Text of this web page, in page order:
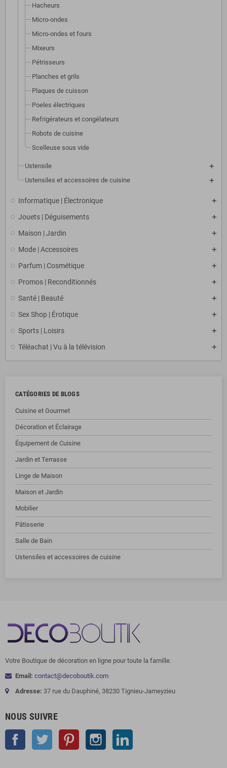
Hacheurs
Micro-ondes
Micro-ondes et fours
Mixeurs
Pétrisseurs
Planches et grils
Plaques de cuisson
Poeles électriques
Refrigérateurs et congélateurs
Robots de cuisine
Scelleuse sous vide
Ustensile
Ustensiles et accessoires de cuisine
Informatique | Électronique
Jouets | Déguisements
Maison | Jardin
Mode | Accessoires
Parfum | Cosmétique
Promos | Reconditionnés
Santé | Beauté
Sex Shop | Érotique
Sports | Loisirs
Téléachat | Vu à la télévision
CATÉGORIES DE BLOGS
Cuisine et Gourmet
Décoration et Éclairage
Équipement de Cuisine
Jardin et Terrasse
Linge de Maison
Maison et Jardin
Mobilier
Pâtisserie
Salle de Bain
Ustensiles et accessoires de cuisine
Votre Boutique de décoration en ligne pour toute la famille.
Email: contact@decoboutik.com
Adresse: 37 rue du Dauphiné, 38230 Tignieu-Jameyzieu
NOUS SUIVRE
Facebook Twitter Pinterest Instagram